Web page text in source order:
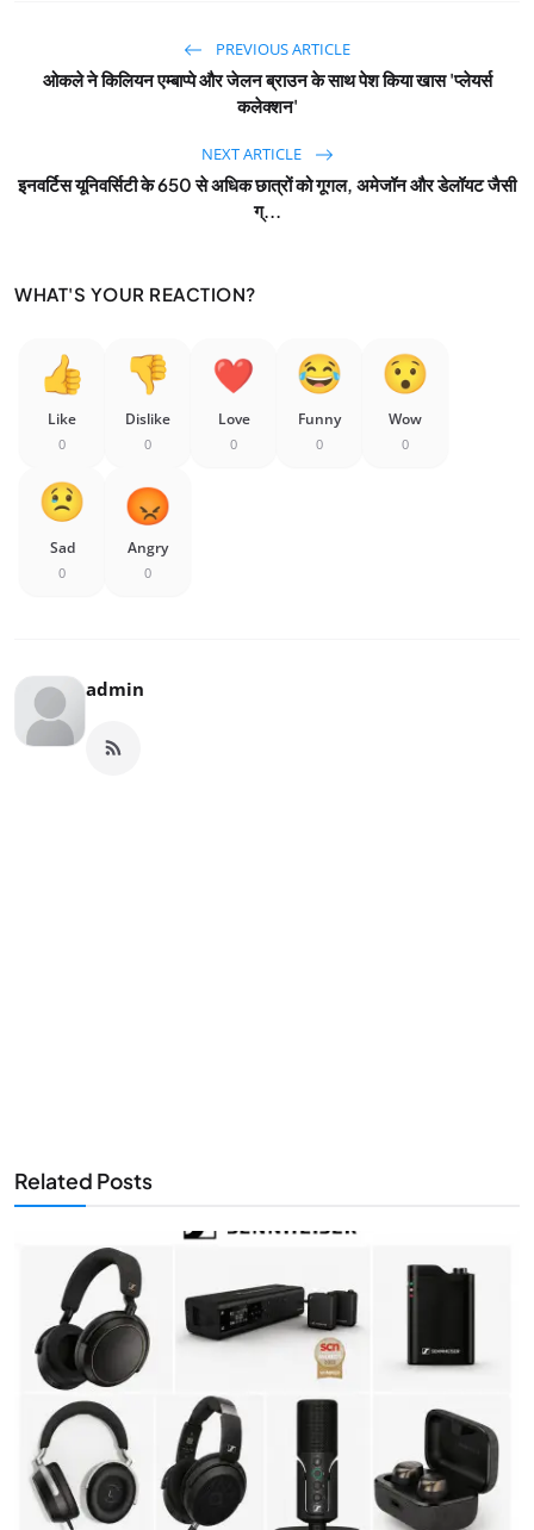
PREVIOUS ARTICLE
ओकले ने किलियन एम्बाप्पे और जेलन ब्राउन के साथ पेश किया खास 'प्लेयर्स
कलेक्शन'
NEXT ARTICLE
इनवर्टिस यूनिवर्सिटी के 650 से अधिक छात्रों को गूगल, अमेजॉन और डेलॉयट जैसी
ग्...
WHAT'S YOUR REACTION?
Like
0
Dislike
0
Love
0
Funny
0
Wow
0
Sad
0
Angry
0
admin
Related Posts